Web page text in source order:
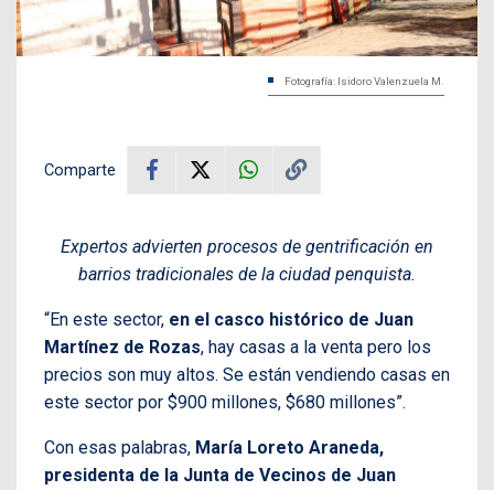
Fotografía: Isidoro Valenzuela M.
Comparte
Expertos advierten procesos de gentrificación en
barrios tradicionales de la ciudad penquista.
“En este sector, en el casco histórico de Juan
Martínez de Rozas, hay casas a la venta pero los
precios son muy altos. Se están vendiendo casas en
este sector por $900 millones, $680 millones”.
Con esas palabras, María Loreto Araneda,
presidenta de la Junta de Vecinos de Juan